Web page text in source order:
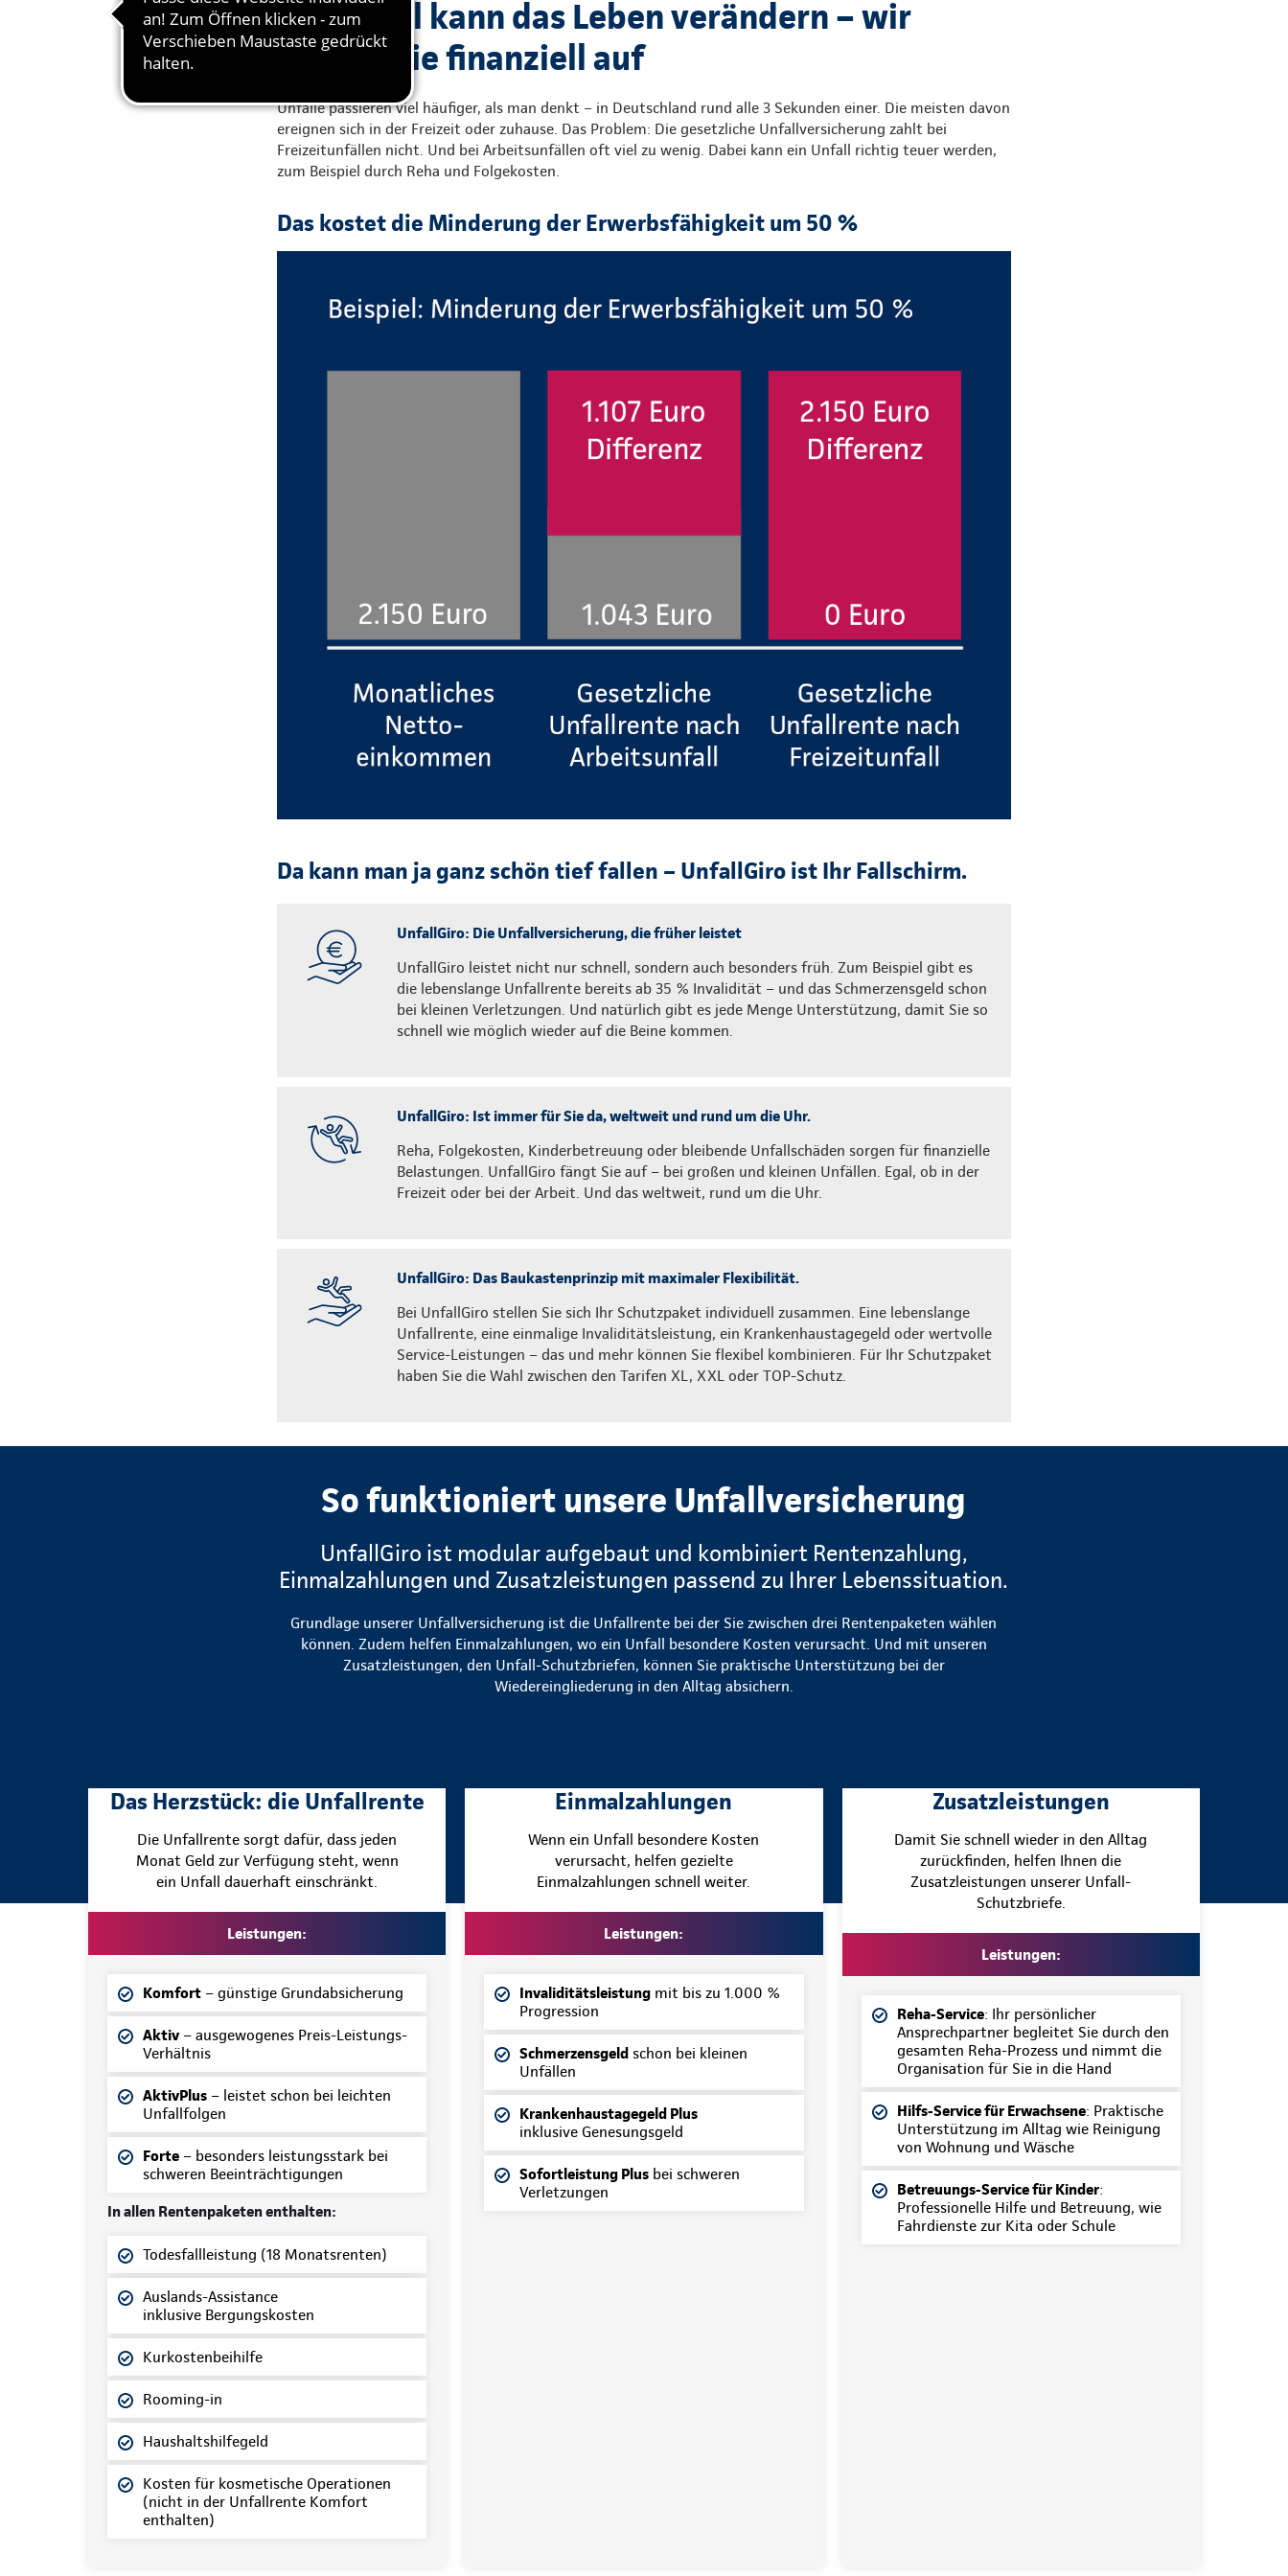
Ein Unfall kann das Leben verändern – wir
fangen Sie finanziell auf
Unfälle passieren viel häufiger, als man denkt – in Deutschland rund alle 3 Sekunden einer. Die meisten davon
ereignen sich in der Freizeit oder zuhause. Das Problem: Die gesetzliche Unfallversicherung zahlt bei
Freizeitunfällen nicht. Und bei Arbeitsunfällen oft viel zu wenig. Dabei kann ein Unfall richtig teuer werden,
zum Beispiel durch Reha und Folgekosten.
Das kostet die Minderung der Erwerbsfähigkeit um 50 %
Da kann man ja ganz schön tief fallen – UnfallGiro ist Ihr Fallschirm.
UnfallGiro: Die Unfallversicherung, die früher leistet
UnfallGiro leistet nicht nur schnell, sondern auch besonders früh. Zum Beispiel gibt es
die lebenslange Unfallrente bereits ab 35 % Invalidität – und das Schmerzensgeld schon
bei kleinen Verletzungen. Und natürlich gibt es jede Menge Unterstützung, damit Sie so
schnell wie möglich wieder auf die Beine kommen.
UnfallGiro: Ist immer für Sie da, weltweit und rund um die Uhr.
Reha, Folgekosten, Kinderbetreuung oder bleibende Unfallschäden sorgen für finanzielle
Belastungen. UnfallGiro fängt Sie auf – bei großen und kleinen Unfällen. Egal, ob in der
Freizeit oder bei der Arbeit. Und das weltweit, rund um die Uhr.
UnfallGiro: Das Baukastenprinzip mit maximaler Flexibilität.
Bei UnfallGiro stellen Sie sich Ihr Schutzpaket individuell zusammen. Eine lebenslange
Unfallrente, eine einmalige Invaliditätsleistung, ein Krankenhaustagegeld oder wertvolle
Service-Leistungen – das und mehr können Sie flexibel kombinieren. Für Ihr Schutzpaket
haben Sie die Wahl zwischen den Tarifen XL, XXL oder TOP-Schutz.
So funktioniert unsere Unfallversicherung
UnfallGiro ist modular aufgebaut und kombiniert Rentenzahlung,
Einmalzahlungen und Zusatzleistungen passend zu Ihrer Lebenssituation.
Grundlage unserer Unfallversicherung ist die Unfallrente bei der Sie zwischen drei Rentenpaketen wählen
können. Zudem helfen Einmalzahlungen, wo ein Unfall besondere Kosten verursacht. Und mit unseren
Zusatzleistungen, den Unfall-Schutzbriefen, können Sie praktische Unterstützung bei der
Wiedereingliederung in den Alltag absichern.
Das Herzstück: die Unfallrente
Die Unfallrente sorgt dafür, dass jeden
Monat Geld zur Verfügung steht, wenn
ein Unfall dauerhaft einschränkt.
Leistungen:
Komfort – günstige Grundabsicherung
Aktiv – ausgewogenes Preis-Leistungs-
Verhältnis
AktivPlus – leistet schon bei leichten
Unfallfolgen
Forte – besonders leistungsstark bei
schweren Beeinträchtigungen
In allen Rentenpaketen enthalten:
Todesfallleistung (18 Monatsrenten)
Auslands-Assistance
inklusive Bergungskosten
Kurkostenbeihilfe
Rooming-in
Haushaltshilfegeld
Kosten für kosmetische Operationen
(nicht in der Unfallrente Komfort
enthalten)
Einmalzahlungen
Wenn ein Unfall besondere Kosten
verursacht, helfen gezielte
Einmalzahlungen schnell weiter.
Leistungen:
Invaliditätsleistung mit bis zu 1.000 %
Progression
Schmerzensgeld schon bei kleinen
Unfällen
Krankenhaustagegeld Plus
inklusive Genesungsgeld
Sofortleistung Plus bei schweren
Verletzungen
Zusatzleistungen
Damit Sie schnell wieder in den Alltag
zurückfinden, helfen Ihnen die
Zusatzleistungen unserer Unfall-
Schutzbriefe.
Leistungen:
Reha-Service: Ihr persönlicher
Ansprechpartner begleitet Sie durch den
gesamten Reha-Prozess und nimmt die
Organisation für Sie in die Hand
Hilfs-Service für Erwachsene: Praktische
Unterstützung im Alltag wie Reinigung
von Wohnung und Wäsche
Betreuungs-Service für Kinder:
Professionelle Hilfe und Betreuung, wie
Fahrdienste zur Kita oder Schule